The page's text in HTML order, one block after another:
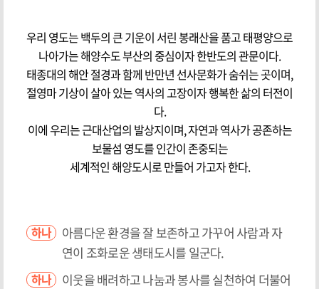
우리 영도는 백두의 큰 기운이 서린 봉래산을 품고 태평양으로
나아가는 해양수도 부산의 중심이자 한반도의 관문이다.
태종대의 해안 절경과 함께 반만년 선사문화가 숨쉬는 곳이며,
절영마 기상이 살아 있는 역사의 고장이자 행복한 삶의 터전이
다.
이에 우리는 근대산업의 발상지이며, 자연과 역사가 공존하는
보물섬 영도를 인간이 존중되는
세계적인 해양도시로 만들어 가고자 한다.
하나
아름다운 환경을 잘 보존하고 가꾸어 사람과 자
연이 조화로운 생태도시를 일군다.
하나
이웃을 배려하고 나눔과 봉사를 실천하여 더불어